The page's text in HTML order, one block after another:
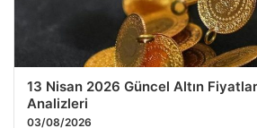
13 Nisan 2026 Güncel Altın
Analizleri
03/08/2026